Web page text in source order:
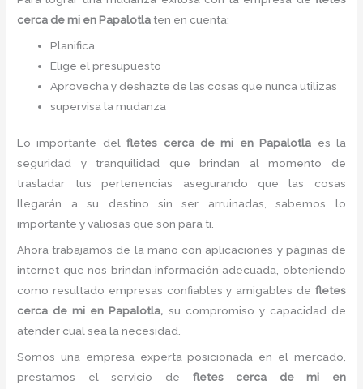
cerca de mi en Papalotla ten en cuenta:
Planifica
Elige el presupuesto
Aprovecha y deshazte de las cosas que nunca utilizas
supervisa la mudanza
Lo importante delfletes cerca de mi en Papalotla es la
seguridad y tranquilidad que brindan al momento de
trasladar tus pertenencias asegurando que las cosas
llegarán a su destino sin ser arruinadas, sabemos lo
importante y valiosas que son para ti.
Ahora trabajamos de la mano con aplicaciones y páginas de
internet que nos brindan información adecuada, obteniendo
como resultado empresas confiables y amigables de fletes
cerca de mi en Papalotla, su compromiso y capacidad de
atender cual sea la necesidad.
Somos una empresa experta posicionada en el mercado,
prestamos el servicio de fletes cerca de mi en